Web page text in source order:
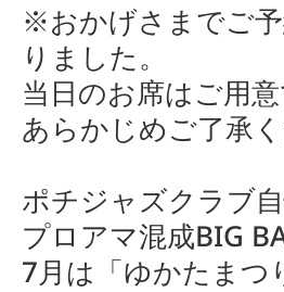
※おかげさまでご
りました。
当日のお席はご用意
あらかじめご了承く
ポチジャズクラブ
プロアマ混成BIG
7月は「ゆかたまつ